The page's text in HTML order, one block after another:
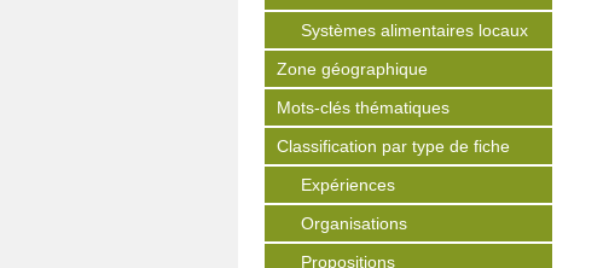
Systèmes alimentaires locaux
Zone géographique
Mots-clés thématiques
Classification par type de fiche
Expériences
Organisations
Propositions